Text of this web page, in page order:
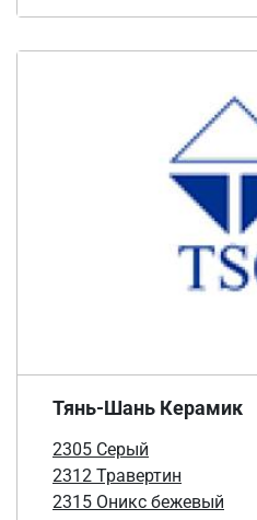
Тянь-Шань Керамик
2305 Cерый
2312 Травертин
2315 Оникс бежевый